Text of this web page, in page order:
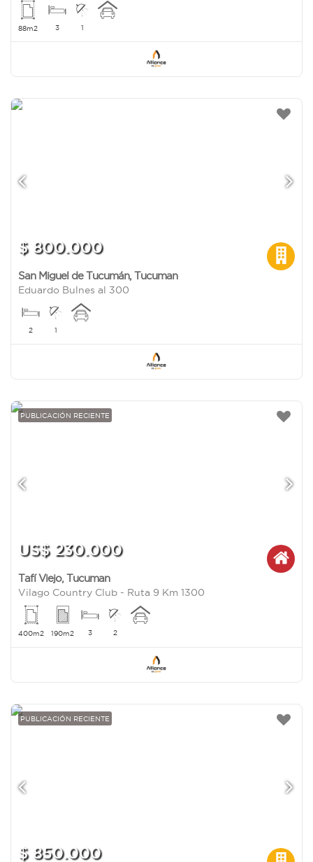
88m2 3 1
$ 800.000
San Miguel de Tucumán, Tucuman
Eduardo Bulnes al 300
2 1
PUBLICACIÓN RECIENTE
US$ 230.000
Tafí Viejo, Tucuman
Vilago Country Club - Ruta 9 Km 1300
400m2 190m2 3 2
PUBLICACIÓN RECIENTE
$ 850.000